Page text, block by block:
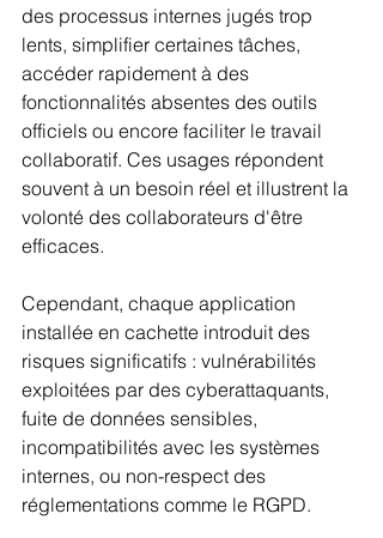
des processus internes jugés trop
lents, simplifier certaines tâches,
accéder rapidement à des
fonctionnalités absentes des outils
officiels ou encore faciliter le travail
collaboratif. Ces usages répondent
souvent à un besoin réel et illustrent la
volonté des collaborateurs d'être
efficaces.
Cependant, chaque application
installée en cachette introduit des
risques significatifs : vulnérabilités
exploitées par des cyberattaquants,
fuite de données sensibles,
incompatibilités avec les systèmes
internes, ou non-respect des
réglementations comme le RGPD.